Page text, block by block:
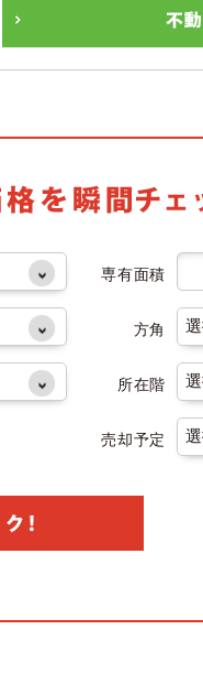
専有面積
方角
所在階
売却予定